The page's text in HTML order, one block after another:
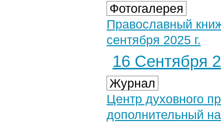
Фотогалерея
Православный
сентября 2025 г.
16 Сентября
Журнал
Центр духовного
дополнительный